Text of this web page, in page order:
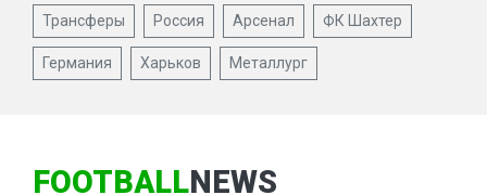
Трансферы Россия Арсенал ФК Шахтер
Германия Харьков Металлург
FOOTBALLNEWS